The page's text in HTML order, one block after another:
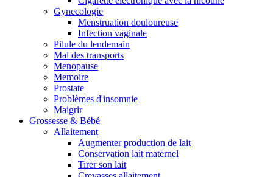
Gynecologie
Menstruation douloureuse
Infection vaginale
Pilule du lendemain
Mal des transports
Menopause
Memoire
Prostate
Problèmes d'insomnie
Maigrir
Grossesse & Bébé
Allaitement
Augmenter production de lait
Conservation lait maternel
Tirer son lait